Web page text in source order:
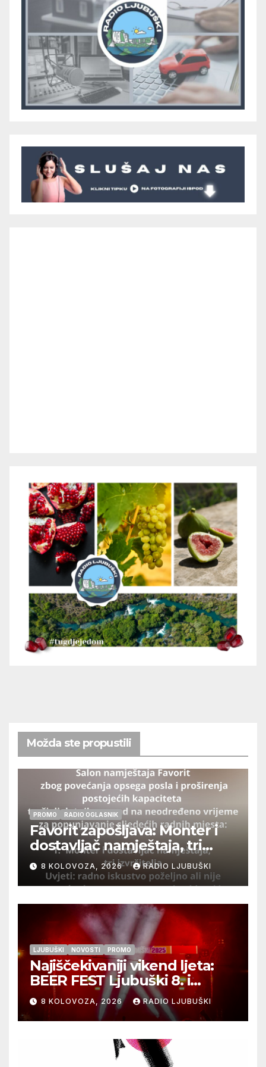
Možda ste propustili
PROMO RADIO OGLASNIK
Favorit zapošljava: Monter i
dostavljač namještaja, tri
izvršitelja
8 KOLOVOZA, 2026 RADIO LJUBUŠKI
LJUBUŠKI NOVOSTI PROMO
Najiščekivaniji vikend ljeta:
BEER FEST Ljubuški 8. i
9.kolovoza
8 KOLOVOZA, 2026 RADIO LJUBUŠKI